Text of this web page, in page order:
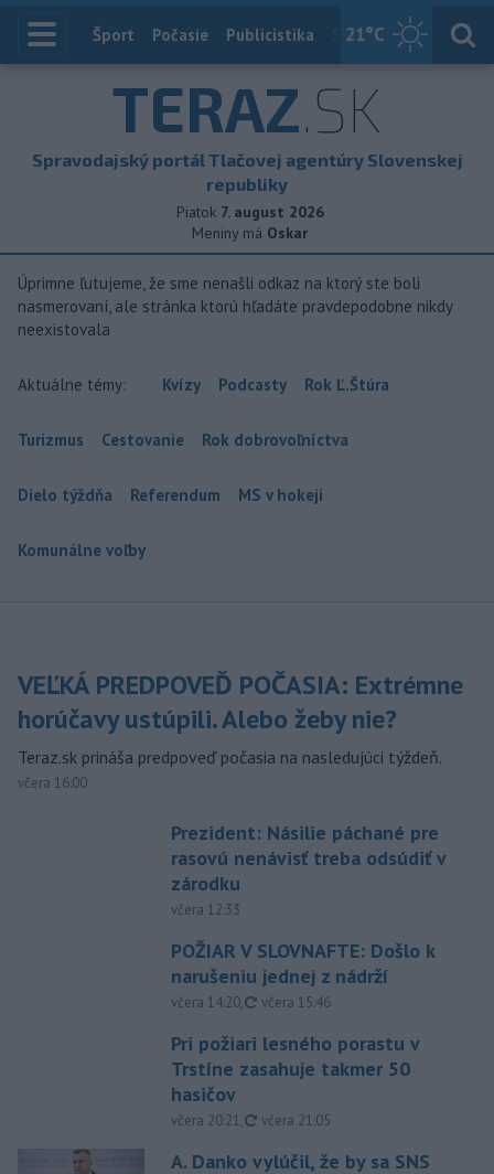
21°C
Index
Šport Počasie Publicistika Slovensko
TERAZ.SK
Spravodajský portál Tlačovej agentúry Slovenskej
republiky
Piatok 7. august 2026
Meniny má Oskar
Úprimne ľutujeme, že sme nenašli odkaz na ktorý ste boli
nasmerovaní, ale stránka ktorú hľadáte pravdepodobne nikdy
neexistovala
Aktuálne témy: Kvízy Podcasty Rok Ľ.Štúra
Turizmus Cestovanie Rok dobrovoľníctva
Dielo týždňa Referendum MS v hokeji
Komunálne voľby
VEĽKÁ PREDPOVEĎ POČASIA: Extrémne
horúčavy ustúpili. Alebo žeby nie?
Teraz.sk prináša predpoveď počasia na nasledujúci týždeň.
včera 16:00
Prezident: Násilie páchané pre
rasovú nenávisť treba odsúdiť v
zárodku
včera 12:33
POŽIAR V SLOVNAFTE: Došlo k
narušeniu jednej z nádrží
včera 14:20, aktualizované
včera 15:46
Pri požiari lesného porastu v
Trstíne zasahuje takmer 50
hasičov
včera 20:21, aktualizované
včera 21:05
A. Danko vylúčil, že by sa SNS